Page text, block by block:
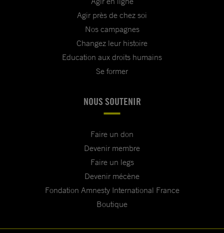
Agir près de chez soi
Nos campagnes
Changez leur histoire
Education aux droits humains
Se former
NOUS SOUTENIR
Faire un don
Devenir membre
Faire un legs
Devenir mécène
Fondation Amnesty International France
Boutique